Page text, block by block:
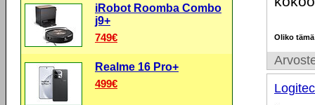
Oliko
iRobot Roomba Combo
j9+
749€
Realme 16 Pro+
499€